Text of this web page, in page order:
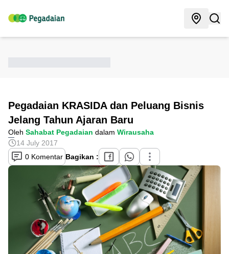
Pegadaian KRASIDA dan Peluang Bisnis
Jelang Tahun Ajaran Baru
Oleh Sahabat Pegadaian dalam Wirausaha
14 July 2017
0 Komentar Bagikan :